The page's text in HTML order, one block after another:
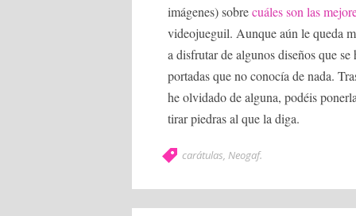
imágenes) sobrecuáles son las
videojueguil. Aunque aún le queda
a disfrutar de algunos diseños que
portadas que no conocía de nada.
he olvidado de alguna, podéis
tirar piedras al que la diga.
carátulas, Neogaf.